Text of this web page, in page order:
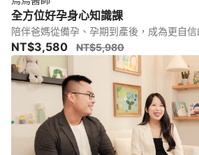
全方位好孕身心知識課
陪伴爸媽從備孕、孕期到產後，成為更自
NT$3,580 NT$5,980